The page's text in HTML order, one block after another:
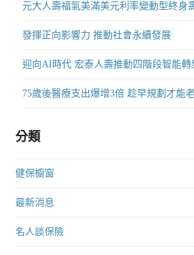
元大人壽福氣美滿美元利率變動型終身
發揮正向影響力 推動社會永續發展
迎向AI時代 宏泰人壽推動四階段智能轉
75歲後醫療支出爆增3倍 趁早規劃才能
分類
健保櫥窗
最新消息
名人談保險